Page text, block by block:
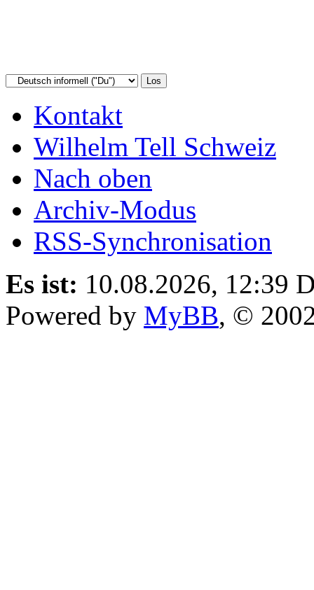
Kontakt
Wilhelm Tell Schweiz
Nach oben
Archiv-Modus
RSS-Synchronisation
Es ist: 10.08.2026, 12:39
Powered by MyBB, ©